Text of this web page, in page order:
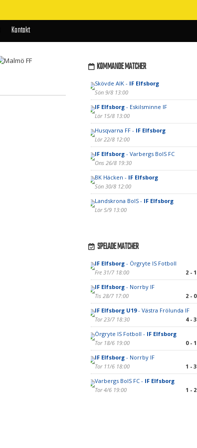
Kontakt
KOMMANDE MATCHER
Skövde AIK - IF Elfsborg
Sön 9/8 13:00
IF Elfsborg- Eskilsminne IF
Lör 15/8 13:00
Husqvarna FF - IF Elfsborg
Lör 22/8 12:00
IF Elfsborg- Varbergs BoIS FC
Ons 26/8 19:30
BK Häcken - IF Elfsborg
Sön 30/8 12:00
Landskrona BoIS - IF Elfsborg
Lör 5/9 13:00
SPELADE MATCHER
IF Elfsborg- Örgryte IS Fotboll
Fre 31/7 18:00
2 - 1
IF Elfsborg- Norrby IF
Tis 28/7 17:00
2 - 0
IF Elfsborg U19- Västra Frölunda IF
Tor 23/7 18:30
4 - 3
Örgryte IS Fotboll - IF Elfsborg
Tor 18/6 19:00
0 - 1
IF Elfsborg- Norrby IF
Tor 11/6 18:00
1 - 3
Varbergs BoIS FC - IF Elfsborg
Tor 4/6 19:00
1 - 2